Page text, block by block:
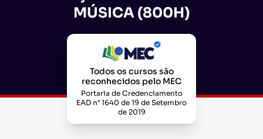
MÚSICA (800H)
Todos os cursos são
reconhecidos pelo MEC
Portaria de Credenciamento
EAD n° 1640 de 19 de Setembro
de 2019